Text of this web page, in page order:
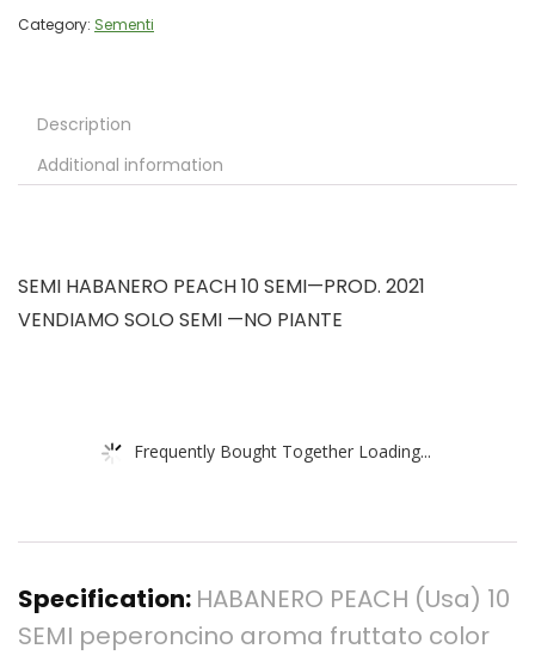
Category: Sementi
Description
Additional information
SEMI HABANERO PEACH 10 SEMI—PROD. 2021
VENDIAMO SOLO SEMI —NO PIANTE
Frequently Bought Together Loading...
Specification: HABANERO PEACH (Usa) 10
SEMI peperoncino aroma fruttato color